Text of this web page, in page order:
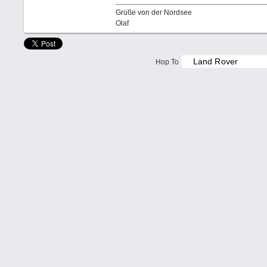
Grüße von der Nordsee
Olaf
Hop To